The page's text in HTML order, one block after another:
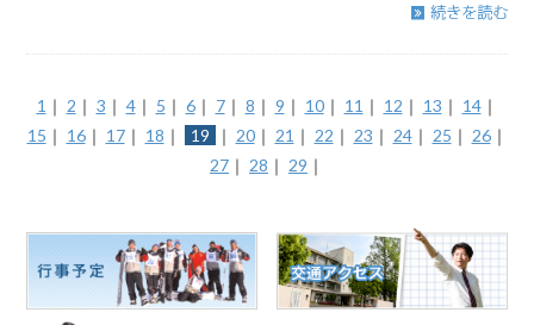
1 ｜ 2 ｜ 3 ｜ 4｜ 5 ｜ 6｜ 7｜ 8 ｜ 9 ｜ 10｜ 11 ｜ 12 ｜ 13 ｜ 14｜
15 ｜ 16｜ 17｜ 18 ｜ 19 ｜ 20｜ 21 ｜ 22 ｜ 23 ｜ 24｜ 25 ｜ 26｜
27 ｜ 28 ｜ 29 ｜